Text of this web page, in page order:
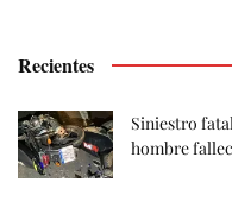
Recientes
Siniestro
hombre